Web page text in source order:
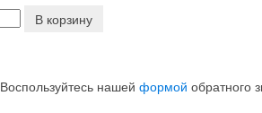
В корзину
Воспользуйтесь нашей формой обратного